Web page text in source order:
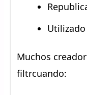
Muchos
filtrcuando: